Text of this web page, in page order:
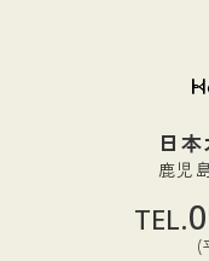
日
鹿児
TEL.
(